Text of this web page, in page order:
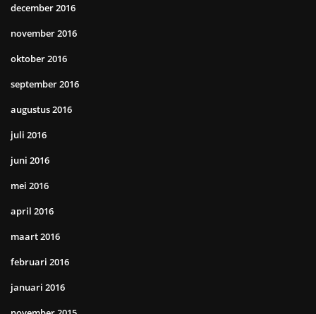
december 2016
november 2016
oktober 2016
september 2016
augustus 2016
juli 2016
juni 2016
mei 2016
april 2016
maart 2016
februari 2016
januari 2016